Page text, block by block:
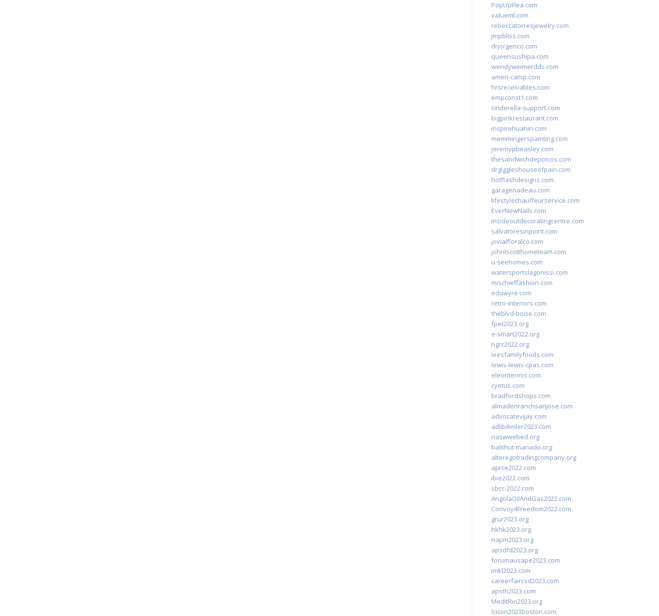
PopUpFlea.com
valueml.com
rebeccatorresjewelry.com
jmpbliss.com
drjorgerico.com
queensushipa.com
wendyweimerdds.com
ameri-camp.com
hrsreceivables.com
empconst1.com
cinderella-support.com
bigpinkrestaurant.com
inspirehuahin.com
memmingerspainting.com
jeremypbeasley.com
thesandwichdepotcos.com
drgiggleshouseofpain.com
hotflashdesigns.com
garagenadeau.com
lifestylechauffeurservice.com
EverNewNails.com
insideoutdecoratingcentre.com
salvatoresinpoint.com
jovialfloralco.com
johnlscotthometeam.com
u-seehomes.com
watersportslagonissi.com
mischieffashion.com
eduwyre.com
retro-interiors.com
theblvd-boise.com
fpet2023.org
e-smart2022.org
ngrc2022.org
leesfamilyfoods.com
lewis-lewis-cpas.com
eleontennis.com
cyetus.com
bradfordshops.com
almadenranchsanjose.com
advocatevijay.com
adlibilimler2023.com
naswwebed.org
balithut-manado.org
alteregotradingcompany.org
aprce2022.com
ibie2022.com
sbcc-2022.com
AngolaOilAndGas2022.com
Convoy4Freedom2022.com
grur2023.org
hkhk2023.org
napm2023.org
apsdfd2023.org
forumausape2023.com
imkl2023.com
careerfaircsd2023.com
apsth2023.com
MedItRio2023.org
lcicon2023boston.com